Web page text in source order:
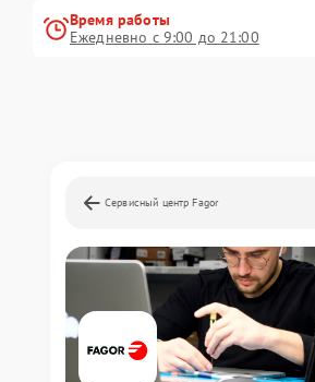
Время работы
Ежедневно с 9:00 до 21:00
Сервисный центр Fagor